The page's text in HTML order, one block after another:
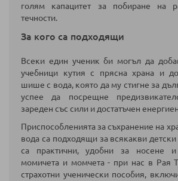
голям капацитет за побиране на
течности.
За кого са подходящи
Всеки един ученик би могъл да
учебници кутия с прясна храна и
шише с вода, която да му стигне за
успее да посрещне
зареден със сили и достатъчен
Приспособленията за съхранение на
вода са подходящи за всякакви
са практични, удобни за носене
момичета и момчета - при нас в Рая
страхотни ученически пособия,